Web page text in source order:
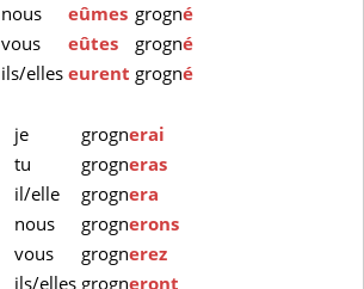
nous
eûmes grogné
vous
eûtes grogné
ils/elles eurent grogné
je
grognerai
tu
grogneras
il/elle
grognera
nous
grognerons
vous
grognerez
ils/elles grogneront